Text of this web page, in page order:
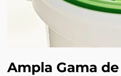
Ampla Gama